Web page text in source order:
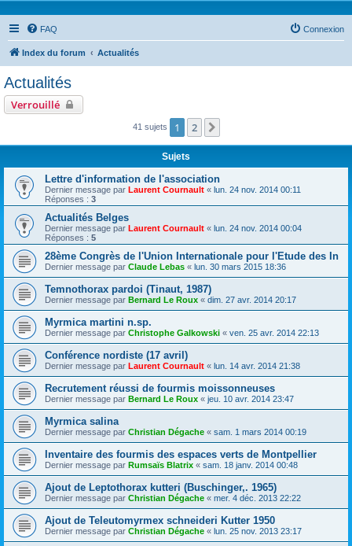
FAQ Connexion
Index du forum Actualités
Actualités
Verrouillé
41 sujets 1 2
Sujets
Lettre d'information de l'association
Dernier message par Laurent Cournault « lun. 24 nov. 2014 00:11
Réponses : 3
Actualités Belges
Dernier message par Laurent Cournault « lun. 24 nov. 2014 00:04
Réponses : 5
28ème Congrès de l'Union Internationale pour l'Etude des In
Dernier message par Claude Lebas « lun. 30 mars 2015 18:36
Temnothorax pardoi (Tinaut, 1987)
Dernier message par Bernard Le Roux « dim. 27 avr. 2014 20:17
Myrmica martini n.sp.
Dernier message par Christophe Galkowski « ven. 25 avr. 2014 22:13
Conférence nordiste (17 avril)
Dernier message par Laurent Cournault « lun. 14 avr. 2014 21:38
Recrutement réussi de fourmis moissonneuses
Dernier message par Bernard Le Roux « jeu. 10 avr. 2014 23:47
Myrmica salina
Dernier message par Christian Dégache « sam. 1 mars 2014 00:19
Inventaire des fourmis des espaces verts de Montpellier
Dernier message par Rumsaïs Blatrix « sam. 18 janv. 2014 00:48
Ajout de Leptothorax kutteri (Buschinger,. 1965)
Dernier message par Christian Dégache « mer. 4 déc. 2013 22:22
Ajout de Teleutomyrmex schneideri Kutter 1950
Dernier message par Christian Dégache « lun. 25 nov. 2013 23:17